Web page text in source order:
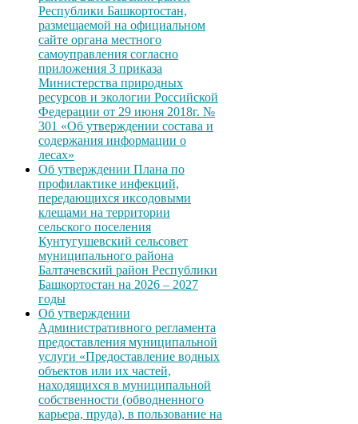
Республики Башкортостан,
размещаемой на официальном
сайте органа местного
самоуправления согласно
приложения 3 приказа
Министерства природных
ресурсов и экологии Российской
Федерации от 29 июня 2018г. №
301 «Об утверждении состава и
содержания информации о
лесах»
Об утверждении Плана по
профилактике инфекций,
передающихся иксодовыми
клещами на территории
сельского поселения
Кунтугушевский сельсовет
муниципального района
Балтачевский район Республики
Башкортостан на 2026 – 2027
годы
Об утверждении
Административного регламента
предоставления муниципальной
услуги «Предоставление водных
объектов или их частей,
находящихся в муниципальной
собственности (обводненного
карьера, пруда), в пользование на